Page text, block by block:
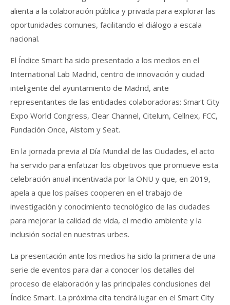
alienta a la colaboración pública y privada para explorar las
oportunidades comunes, facilitando el diálogo a escala
nacional.
El Índice Smart ha sido presentado a los medios en el
International Lab Madrid, centro de innovación y ciudad
inteligente del ayuntamiento de Madrid, ante
representantes de las entidades colaboradoras: Smart City
Expo World Congress, Clear Channel, Citelum, Cellnex, FCC,
Fundación Once, Alstom y Seat.
En la jornada previa al Día Mundial de las Ciudades, el acto
ha servido para enfatizar los objetivos que promueve esta
celebración anual incentivada por la ONU y que, en 2019,
apela a que los países cooperen en el trabajo de
investigación y conocimiento tecnológico de las ciudades
para mejorar la calidad de vida, el medio ambiente y la
inclusión social en nuestras urbes.
La presentación ante los medios ha sido la primera de una
serie de eventos para dar a conocer los detalles del
proceso de elaboración y las principales conclusiones del
Índice Smart. La próxima cita tendrá lugar en el Smart City